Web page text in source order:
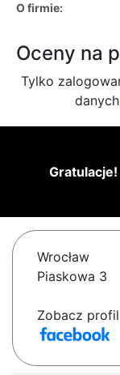
O firmie:
Oceny na
Tylko
Gratulacje!
Wrocław
Piaskowa 3
Zobacz